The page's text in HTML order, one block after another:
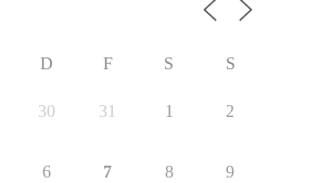
D F S S
30 31 1 2
6 7 8 9